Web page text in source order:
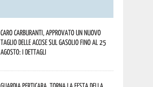
Caro carburanti, approvato un nuovo
taglio delle accise sul gasolio fino al 25
agosto: i dettagli